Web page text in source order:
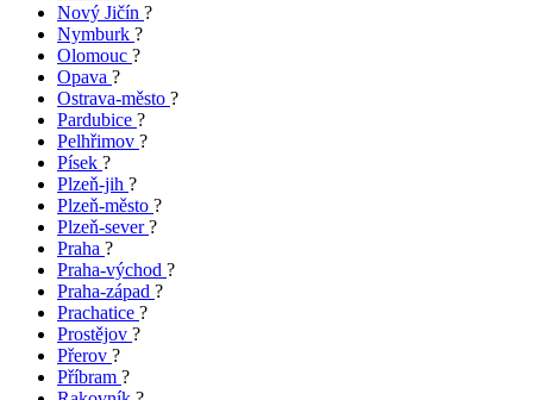
Nový Jičín ?
Nymburk ?
Olomouc ?
Opava ?
Ostrava-město ?
Pardubice ?
Pelhřimov ?
Písek ?
Plzeň-jih ?
Plzeň-město ?
Plzeň-sever?
Praha ?
Praha-východ ?
Praha-západ ?
Prachatice ?
Prostějov ?
Přerov ?
Příbram ?